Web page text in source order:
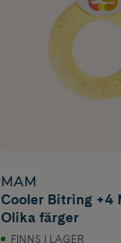
MAM
Cooler Bitring +4
Olika färger
FINNS I LAGER